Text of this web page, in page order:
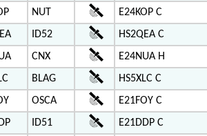
NUT E24KOP C
ID52 HS2QEA C
CNX E24NUA H
BLAG HS5XLC C
OSCA E21FOY C
ID51 E21DDP C